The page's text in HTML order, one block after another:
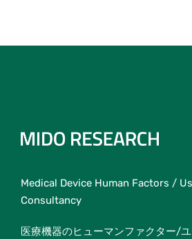
Medical Device Human Factors /
Consultancy
医療機器のヒューマンファクター/